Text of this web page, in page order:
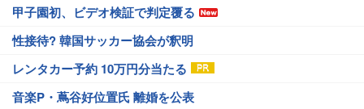
甲子園初、ビデオ検証で判定覆る
性接待? 韓国サッカー協会が釈明
レンタカー予約 10万円分当たる
音楽P・蔦谷好位置氏 離婚を公表